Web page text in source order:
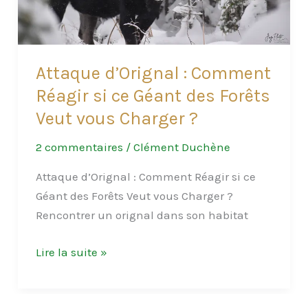
du
Canada
à
Attaque d’Orignal : Comment
Réagir si ce Géant des Forêts
Veut vous Charger ?
2 commentaires / Clément Duchène
Attaque d’Orignal : Comment Réagir si ce
Géant des Forêts Veut vous Charger ?
Rencontrer un orignal dans son habitat
Attaque
Lire la suite »